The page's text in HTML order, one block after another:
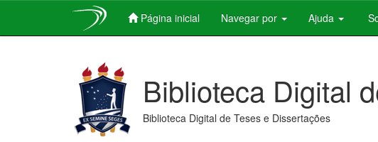
Página inicial Navegar por Ajuda
Biblioteca Digital
Biblioteca Digital de Teses e Dissertações